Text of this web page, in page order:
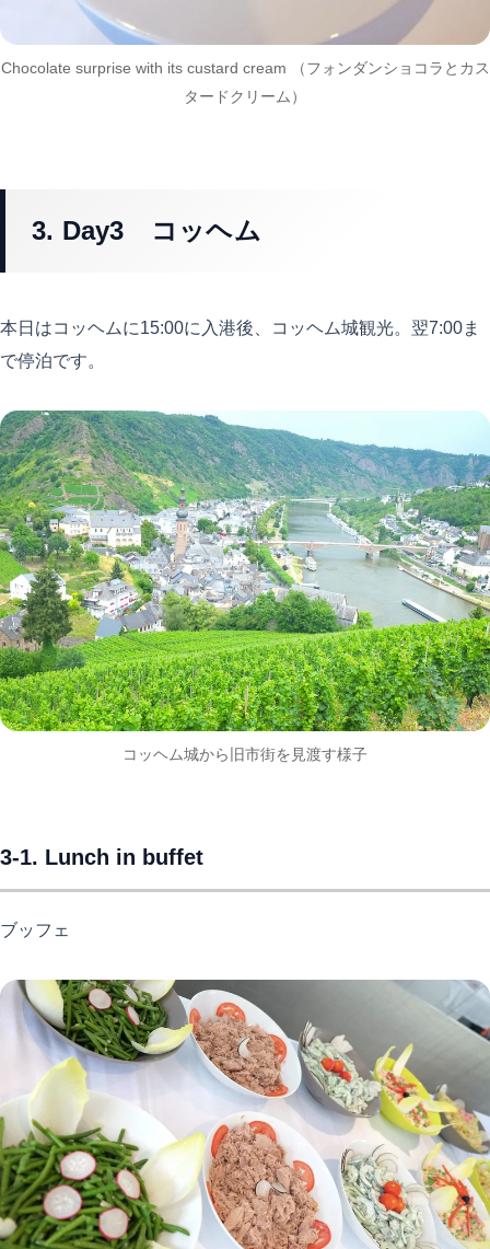
Chocolate surprise with its custard cream （フォンダンショコラとカス
タードクリーム）
3. Day3 コッヘム
本日はコッヘムに15:00に入港後、コッヘム城観光。翌7:00ま
で停泊です。
コッヘム城から旧市街を見渡す様子
3-1. Lunch in buffet
ブッフェ